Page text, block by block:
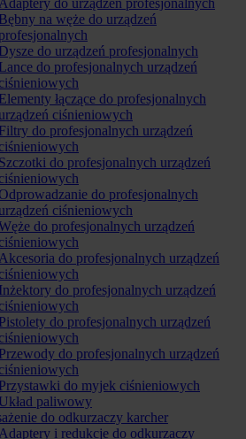
Adaptery do urządzeń profesjonalnych
Bębny na węże do urządzeń
profesjonalnych
Dysze do urządzeń profesjonalnych
Lance do profesjonalnych urządzeń
ciśnieniowych
Elementy łączące do profesjonalnych
urządzeń ciśnieniowych
Filtry do profesjonalnych urządzeń
ciśnieniowych
Szczotki do profesjonalnych urządzeń
ciśnieniowych
Odprowadzanie do profesjonalnych
urządzeń ciśnieniowych
do profesjonalnych urządzeń
ciśnieniowych
Akcesoria do profesjonalnych urządzeń
ciśnieniowych
Inżektory do profesjonalnych urządzeń
ciśnieniowych
Pistolety do profesjonalnych urządzeń
ciśnieniowych
Przewody do profesjonalnych urządzeń
ciśnieniowych
Przystawki do myjek ciśnieniowych
Układ paliwowy
do odkurzaczy karcher
Adaptery i redukcje do odkurzaczy